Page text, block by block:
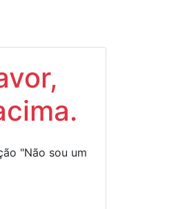
"Não sou um